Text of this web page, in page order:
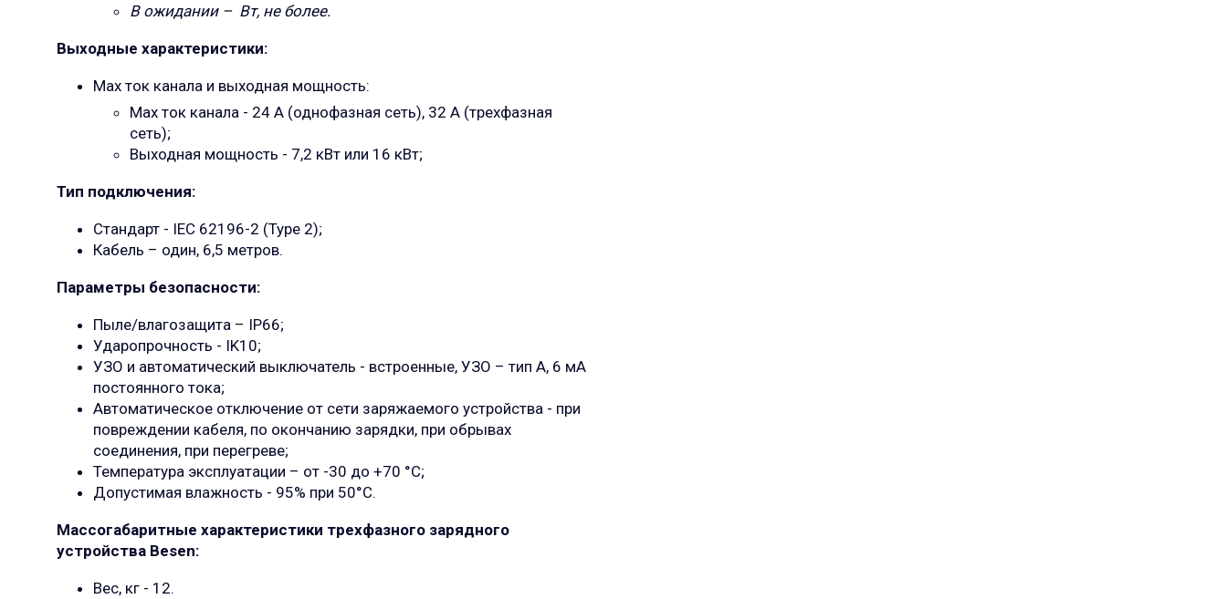
В ожидании – Вт, не более.
Выходные характеристики:
Max ток канала и выходная мощность:
Max ток канала - 24 А (однофазная сеть), 32 А (трехфазная
сеть);
Выходная мощность - 7,2 кВт или 16 кВт;
Тип подключения:
Стандарт - IEC 62196-2 (Type 2);
Кабель – один, 6,5 метров.
Параметры безопасности:
Пыле/влагозащита – IP66;
Ударопрочность - IK10;
УЗО и автоматический выключатель - встроенные, УЗО – тип А, 6 мА
постоянного тока;
Автоматическое отключение от сети заряжаемого устройства - при
повреждении кабеля, по окончанию зарядки, при обрывах
соединения, при перегреве;
Температура эксплуатации – от -30 до +70 °C;
Допустимая влажность - 95% при 50°C.
Массогабаритные характеристики трехфазного зарядного
устройства Besen:
Вес, кг - 12.